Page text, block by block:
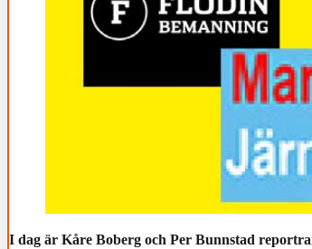
I dag är Kåre Boberg och Per Bunnstad